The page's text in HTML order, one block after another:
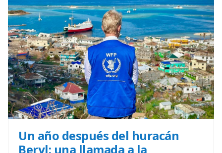
Un año después del huracán
Beryl: una llamada a la